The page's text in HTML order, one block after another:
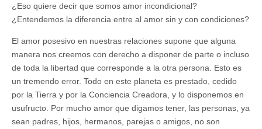
¿Eso quiere decir que somos amor incondicional?
¿Entendemos la diferencia entre al amor sin y con condiciones?
El amor posesivo en nuestras relaciones supone que alguna
manera nos creemos con derecho a disponer de parte o incluso
de toda la libertad que corresponde a la otra persona. Esto es
un tremendo error. Todo en este planeta es prestado, cedido
por la Tierra y por la Conciencia Creadora, y lo disponemos en
usufructo. Por mucho amor que digamos tener, las personas, ya
sean padres, hijos, hermanos, parejas o amigos, no son